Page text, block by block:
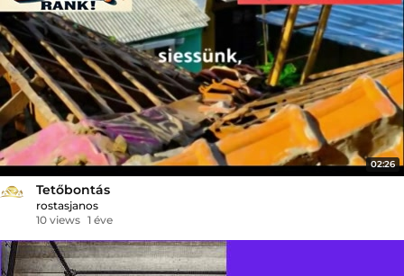
02:26
Tetőbontás
rostasjanos
10 views 1 éve